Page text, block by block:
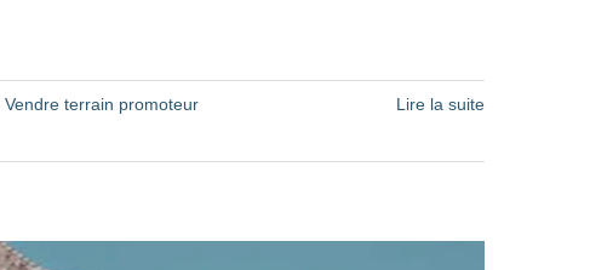
Vendre terrain promoteur
Lire la suite